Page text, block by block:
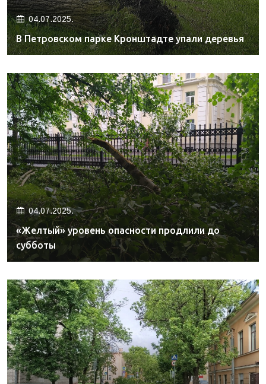
04.07.2025.
В Петровском парке Кронштадте упали деревья
04.07.2025.
«Желтый» уровень опасности продлили до
субботы